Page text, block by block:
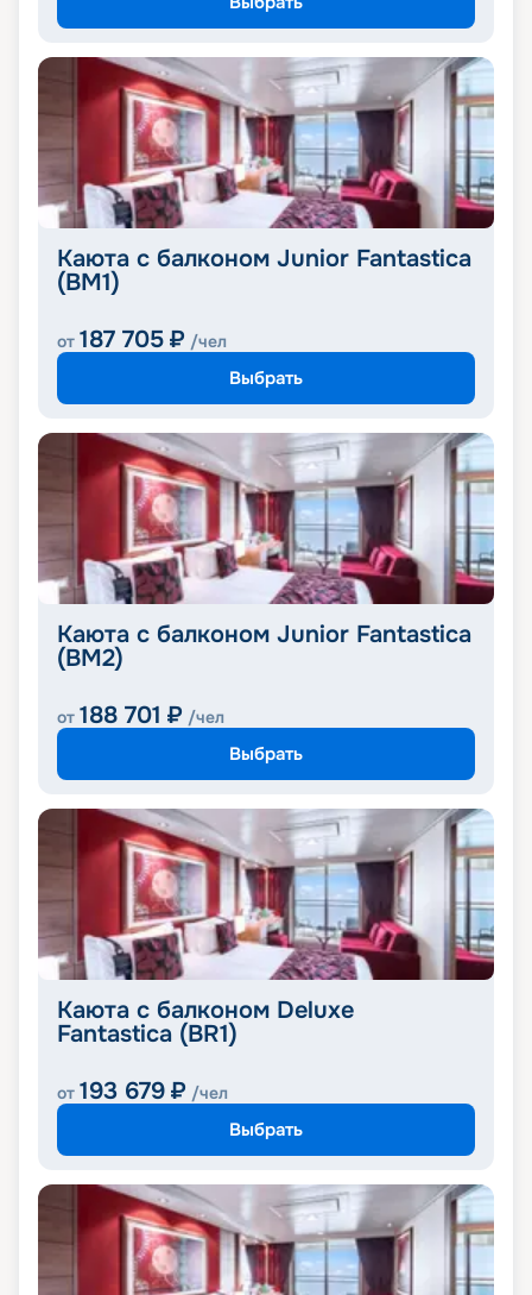
Каюта с балконом Junior Fantastica
(BM1)
от 187 705 ₽ /чел
Выбрать
Каюта с балконом Junior Fantastica
(BM2)
от 188 701 ₽ /чел
Выбрать
Каюта с балконом Deluxe
Fantastica (BR1)
от 193 679 ₽ /чел
Выбрать